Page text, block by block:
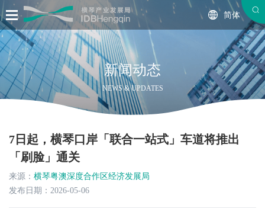
简体
新闻动态
NEWS & UPDATES
7日起，横琴口岸「联合一站式」车道将推出
「刷脸」通关
来源： 横琴粤澳深度合作区经济发展局
发布日期：2026-05-06